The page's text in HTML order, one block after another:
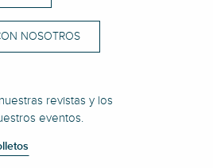
NOSOTROS
revistas y los
eventos.